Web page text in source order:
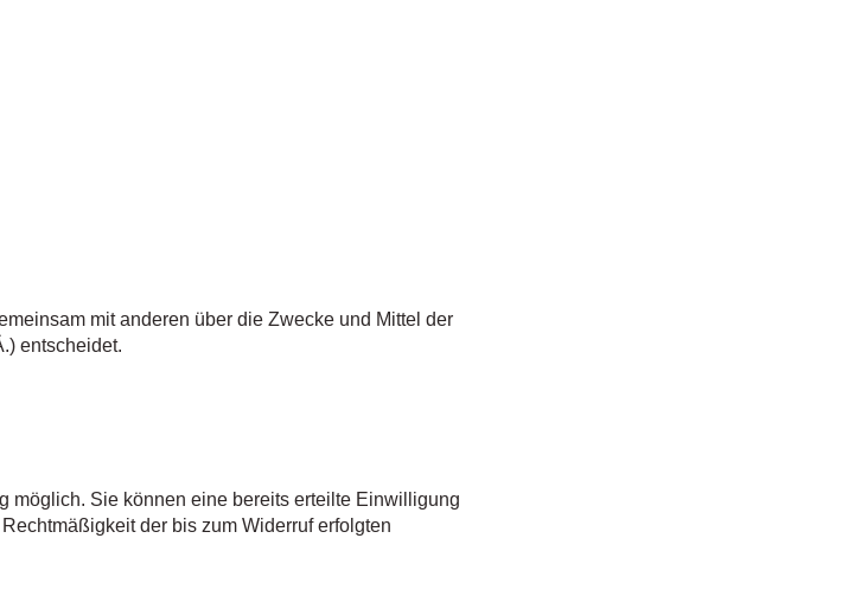
mit anderen über die Zwecke und Mittel der
entscheidet.
möglich. Sie können eine bereits erteilte Einwilligung
der bis zum Widerruf erfolgten